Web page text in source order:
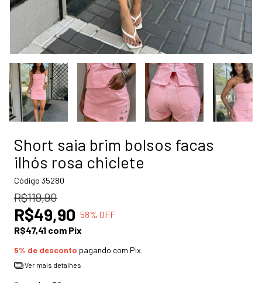
Short saia brim bolsos facas
ilhós rosa chiclete
Código 35280
R$119,90
R$49,90 58% OFF
R$47,41 com Pix
5% de desconto pagando com Pix
Ver mais detalhes